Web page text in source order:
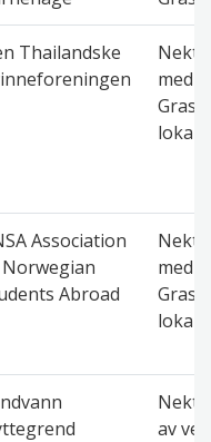
Thailandske
med
lokal
Association
Abroad
med
lokal
av